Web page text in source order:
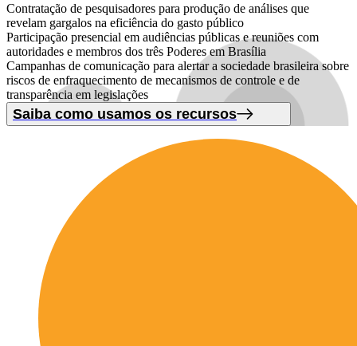
Contratação de pesquisadores para produção de análises que
revelam gargalos na eficiência do gasto público
Participação presencial em audiências públicas e reuniões com
autoridades e membros dos três Poderes em Brasília
Campanhas de comunicação para alertar a sociedade brasileira sobre
riscos de enfraquecimento de mecanismos de controle e de
transparência em legislações
Saiba como usamos os recursos